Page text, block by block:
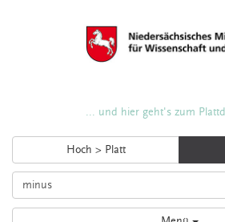
... und hier geht's zum
Hoch > Platt